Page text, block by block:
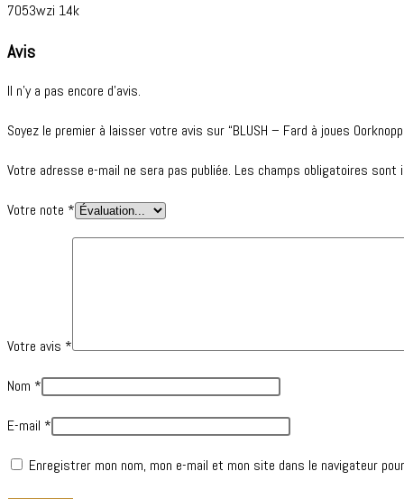
7053wzi 14k
Avis
Il n’y a pas encore d’avis.
Soyez le premier à laisser votre avis sur “BLUSH – Fard à joues
Votre adresse e-mail ne sera pas publiée. Les champs obligatoires sont
Votre note *
Votre avis *
Nom *
E-mail *
Enregistrer mon nom, mon e-mail et mon site dans le navigateur